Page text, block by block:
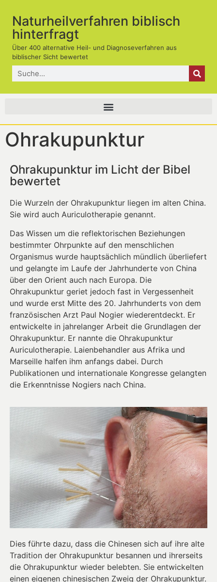
Naturheilverfahren biblisch
hinterfragt
Über 400 alternative Heil- und Diagnoseverfahren aus
biblischer Sicht bewertet
Ohrakupunktur
Ohrakupunktur im Licht der Bibel
bewertet
Die Wurzeln der Ohrakupunktur liegen im alten China.
Sie wird auch Auriculotherapie genannt.
Das Wissen um die reflektorischen Beziehungen
bestimmter Ohrpunkte auf den menschlichen
Organismus wurde hauptsächlich mündlich überliefert
und gelangte im Laufe der Jahrhunderte von China
über den Orient auch nach Europa. Die
Ohrakupunktur geriet jedoch fast in Vergessenheit
und wurde erst Mitte des 20. Jahrhunderts von dem
französischen Arzt Paul Nogier wiederentdeckt. Er
entwickelte in jahrelanger Arbeit die Grundlagen der
Ohrakupunktur. Er nannte die Ohrakupunktur
Auriculotherapie. Laienbehandler aus Afrika und
Marseille halfen ihm anfangs dabei. Durch
Publikationen und internationale Kongresse gelangten
die Erkenntnisse Nogiers nach China.
Dies führte dazu, dass die Chinesen sich auf ihre alte
Tradition der Ohrakupunktur besannen und ihrerseits
die Ohrakupunktur wieder belebten. Sie entwickelten
einen eigenen chinesischen Zweig der Ohrakupunktur.